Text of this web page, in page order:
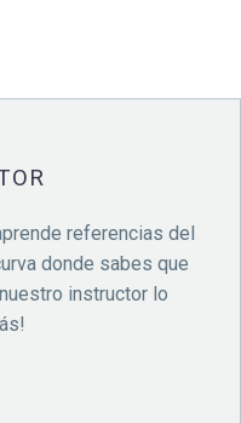
referencias del
donde sabes que
instructor lo